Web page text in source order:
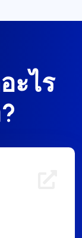
ะไร